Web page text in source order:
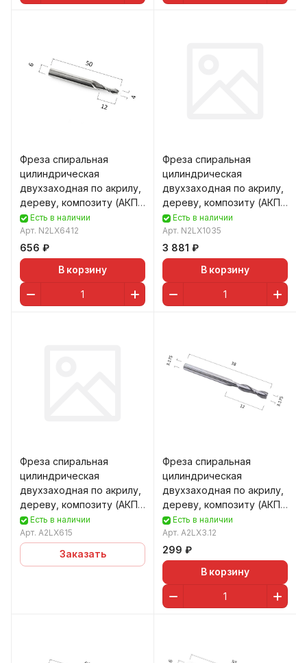
Фреза спиральная
цилиндрическая
двухзаходная по акрилу,
дереву, композиту (АКП)
DJTOL N2LX6412
Есть в наличии
Арт. N2LX6412
656 ₽
В корзину
Фреза спиральная
цилиндрическая
двухзаходная по акрилу,
дереву, композиту (АКП)
DJTOL N2LX1035
Есть в наличии
Арт. N2LX1035
3 881 ₽
В корзину
Фреза спиральная
цилиндрическая
двухзаходная по акрилу,
дереву, композиту (АКП)
DJTOL A2LX6.15
Есть в наличии
Арт. A2LX615
Заказать
Фреза спиральная
цилиндрическая
двухзаходная по акрилу,
дереву, композиту (АКП)
DJTOL A2LX3.12
Есть в наличии
Арт. A2LX3.12
299 ₽
В корзину